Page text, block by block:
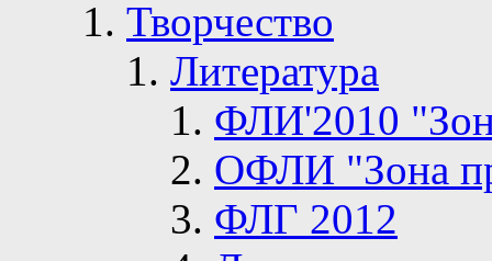
Творчество
Литература
ФЛИ'2010
ОФЛИ "Зона
ФЛГ 2012